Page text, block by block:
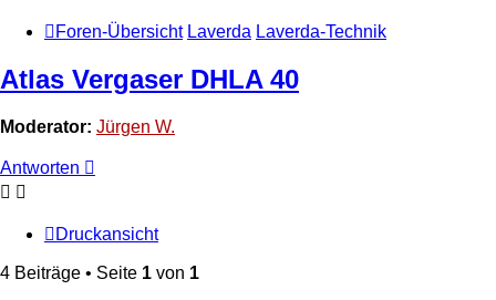
Foren-Übersicht Laverda Laverda-Technik
Atlas Vergaser DHLA 40
Moderator: Jürgen W.
Antworten
Druckansicht
4 Beiträge • Seite 1 von 1